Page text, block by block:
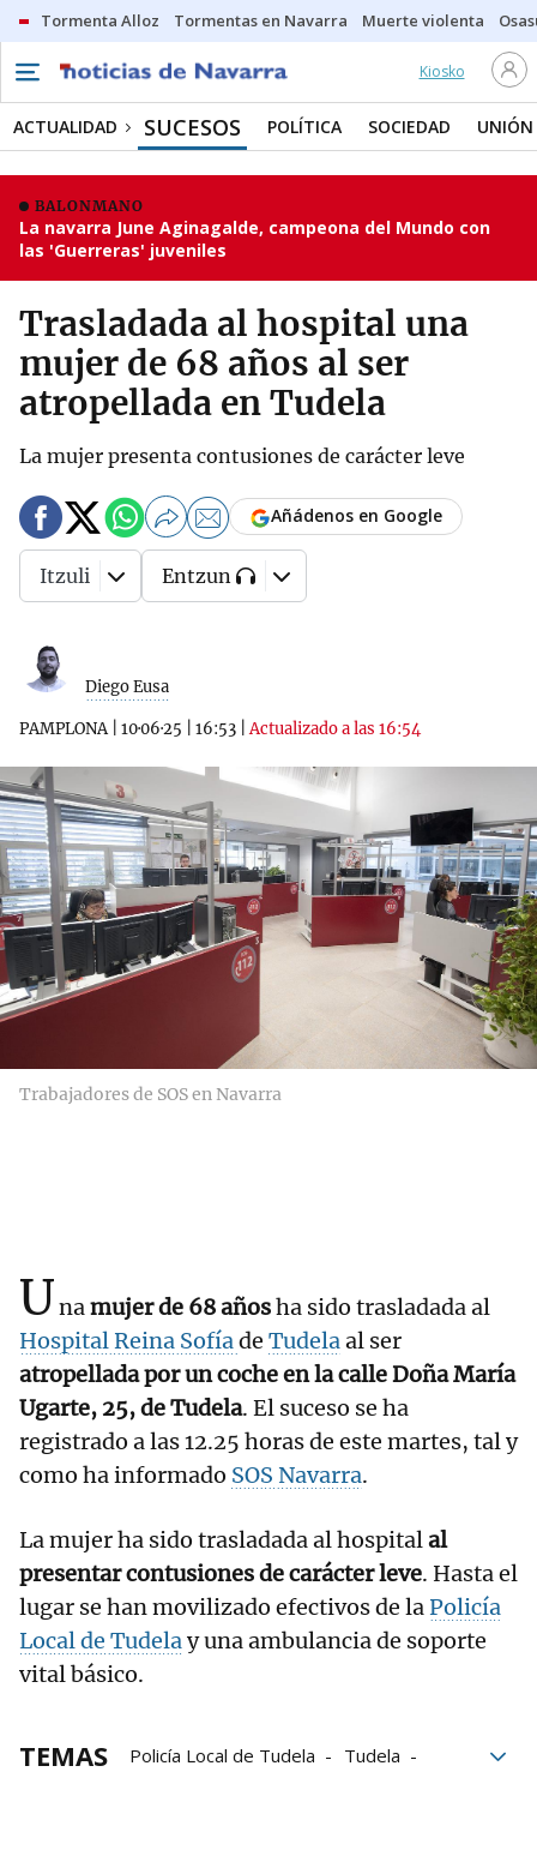
Tormenta Alloz Tormentas en Navarra Muerte violenta
Kiosko
ACTUALIDAD SUCESOS POLÍTICA SOCIEDAD UNIÓN
BALONMANO
La navarra June Aginagalde, campeona del Mundo con
las 'Guerreras' juveniles
Trasladada al hospital una
mujer de 68 años al ser
atropellada en Tudela
La mujer presenta contusiones de carácter leve
Diego Eusa
PAMPLONA| 10·06·25 16:53 |Actualizado a las 16:54
Añádenos en Google
Itzuli Entzun
Trabajadores de SOS en Navarra
Unamujer de 68 añosha sido trasladada al
Hospital Reina Sofíade Tudelaal ser
atropellada por un coche en la calle Doña María
Ugarte, 25, de Tudela. El suceso se ha
registrado a las 12.25 horas de este martes, tal y
como ha informado SOS Navarra.
La mujer ha sido trasladada al hospitalal
presentar contusiones de carácter leve. Hasta el
lugar se han movilizado efectivos de laPolicía
Local de Tudelay una ambulancia de soporte
vital básico.
TEMAS Policía Local de Tudela
Tudela